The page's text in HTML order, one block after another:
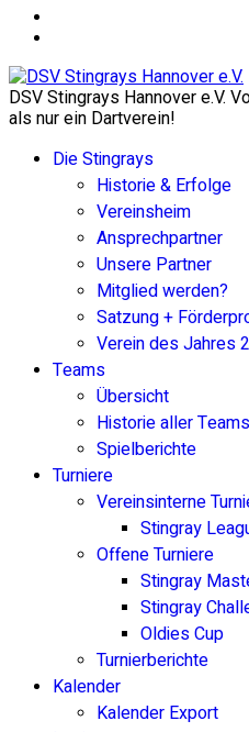
DSV Stingrays Hannover e.V.
als nur ein Dartverein!
Die Stingrays
Historie & Erfolge
Vereinsheim
Ansprechpartner
Unsere Partner
Mitglied werden?
Satzung +
Verein des Jahres
Teams
Übersicht
Historie aller Teams
Spielberichte
Turniere
Vereinsinterne
Stingray
Offene Turniere
Stingray
Stingray
Oldies Cup
Turnierberichte
Kalender
Kalender Export